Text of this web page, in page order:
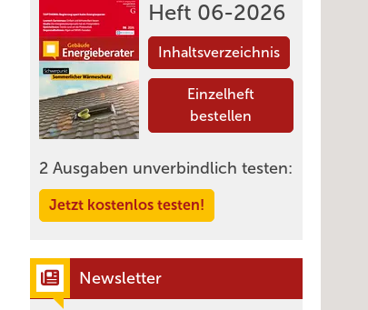
Heft 06-2026
Inhaltsverzeichnis
Einzelheft
bestellen
2 Ausgaben unverbindlich testen:
Jetzt kostenlos testen!
Newsletter